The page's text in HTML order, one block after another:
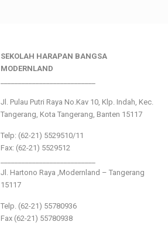
SEKOLAH HARAPAN BANGSA
MODERNLAND
Jl. Pulau Putri Raya No.Kav 10, Klp. Indah, Kec.
Tangerang, Kota Tangerang, Banten 15117
Telp: (62-21) 5529510/11
Fax: (62-21) 5529512
Jl. Hartono Raya ,Modernland – Tangerang
15117
Telp. (62-21) 55780936
Fax (62-21) 55780938